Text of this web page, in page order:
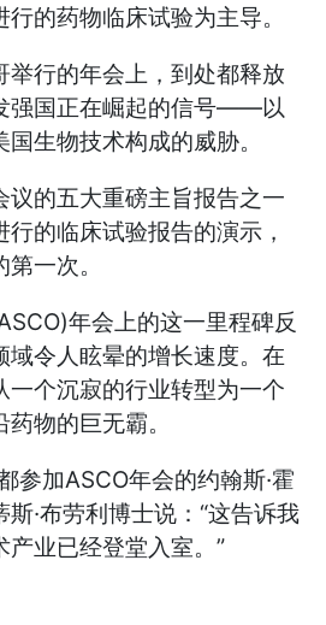
的药物临床试验为主导。
举行的年会上，到处都释放
强国正在崛起的信号——以
生物技术构成的威胁。
议的五大重磅主旨报告之一
的临床试验报告的演示，
一次。
年会上的这一里程碑反
域令人眩晕的增长速度。在
一个沉寂的行业转型为一个
物的巨无霸。
参加ASCO年会的约翰斯·霍
·布劳利博士说：“这告诉我
业已经登堂入室。”